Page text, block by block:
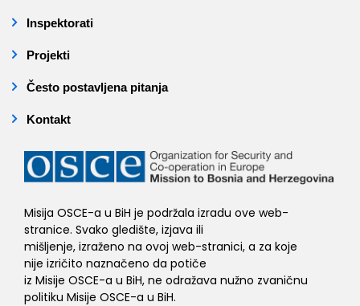
Inspektorati
Projekti
Često postavljena pitanja
Kontakt
Misija OSCE-a u BiH je podržala izradu ove web-
stranice. Svako gledište, izjava ili
mišljenje, izraženo na ovoj web-stranici, a za koje
nije izričito naznačeno da potiče
iz Misije OSCE-a u BiH, ne odražava nužno zvaničnu
politiku Misije OSCE-a u BiH.